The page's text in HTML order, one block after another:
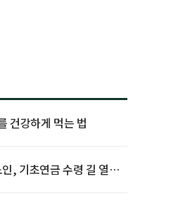
건강하게 먹는 법
, 기초연금 수령 길 열린